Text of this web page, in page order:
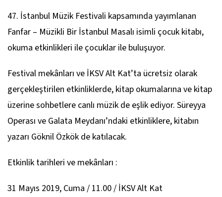
47. İstanbul Müzik Festivali kapsamında yayımlanan
Fanfar – Müzikli Bir İstanbul Masalı isimli çocuk kitabı,
okuma etkinlikleri ile çocuklar ile buluşuyor.
Festival mekânları ve İKSV Alt Kat’ta ücretsiz olarak
gerçekleştirilen etkinliklerde, kitap okumalarına ve kitap
üzerine sohbetlere canlı müzik de eşlik ediyor. Süreyya
Operası ve Galata Meydanı’ndaki etkinliklere, kitabın
yazarı Göknil Özkök de katılacak.
Etkinlik tarihleri ve mekânları :
31 Mayıs 2019, Cuma / 11.00 / İKSV Alt Kat